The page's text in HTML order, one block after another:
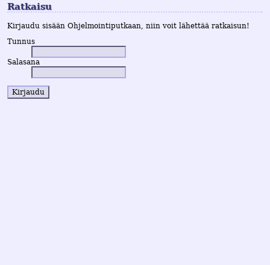
Ratkaisu
Kirjaudu sisään Ohjelmointiputkaan, niin voit lähettää ratkaisun!
Tunnus
Salasana
Kirjaudu